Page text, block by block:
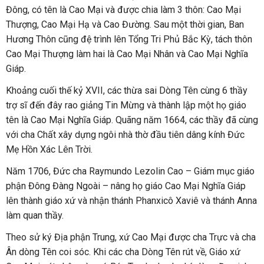
Đông, có tên là Cao Mại và được chia làm 3 thôn: Cao Mại
Thượng, Cao Mại Hạ và Cao Đường. Sau một thời gian, Ban
Hương Thôn cũng đệ trình lên Tổng Tri Phủ Bắc Kỳ, tách thôn
Cao Mại Thượng làm hai là Cao Mại Nhân và Cao Mại Nghĩa
Giáp.
Khoảng cuối thế kỷ XVII, các thừa sai Dòng Tên cùng 6 thầy
trợ sĩ đến đây rao giảng Tin Mừng và thành lập một họ giáo
tên là Cao Mại Nghĩa Giáp. Quãng năm 1664, các thầy đã cùng
với cha Chất xây dựng ngôi nhà thờ đầu tiên dâng kính Đức
Mẹ Hồn Xác Lên Trời.
Năm 1706, Đức cha Raymundo Lezolin Cao – Giám mục giáo
phận Đông Đàng Ngoài – nâng họ giáo Cao Mại Nghĩa Giáp
lên thành giáo xứ và nhận thánh Phanxicô Xaviê và thánh Anna
làm quan thầy.
Theo sử ký Địa phận Trung, xứ Cao Mại được cha Trực và cha
Ân dòng Tên coi sóc. Khi các cha Dòng Tên rút về, Giáo xứ